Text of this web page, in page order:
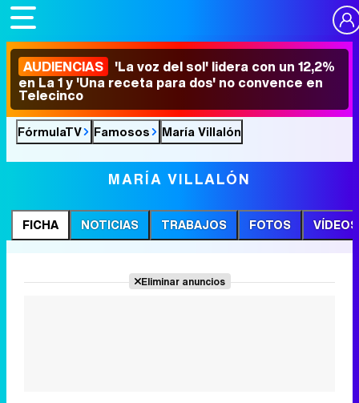
AUDIENCIAS 'La voz del sol' lidera con un 12,2%
en La 1 y 'Una receta para dos' no convence en
Telecinco
FórmulaTV Famosos María Villalón
MARÍA VILLALÓN
FICHA NOTICIAS TRABAJOS FOTOS VÍDEOS
Eliminar anuncios